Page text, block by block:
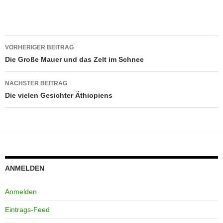
Beitragsnavigation
VORHERIGER BEITRAG
Die Große Mauer und das Zelt im Schnee
NÄCHSTER BEITRAG
Die vielen Gesichter Äthiopiens
ANMELDEN
Anmelden
Eintrags-Feed